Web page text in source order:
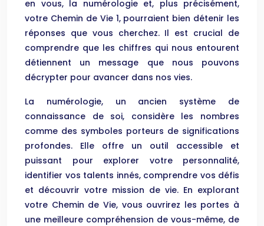
en vous, la numérologie et, plus précisément,
votre Chemin de Vie 1, pourraient bien détenir les
réponses que vous cherchez. Il est crucial de
comprendre que les chiffres qui nous entourent
détiennent un message que nous pouvons
décrypter pour avancer dans nos vies.
La numérologie, un ancien système de
connaissance de soi, considère les nombres
comme des symboles porteurs de significations
profondes. Elle offre un outil accessible et
puissant pour explorer votre personnalité,
identifier vos talents innés, comprendre vos défis
et découvrir votre mission de vie. En explorant
votre Chemin de Vie, vous ouvrirez les portes à
une meilleure compréhension de vous-même, de